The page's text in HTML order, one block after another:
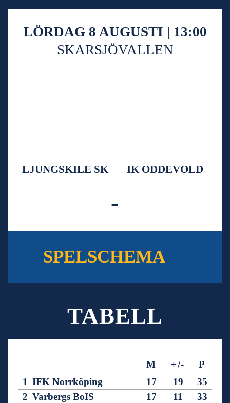
LÖRDAG 8 AUGUSTI | 13:00
SKARSJÖVALLEN
LJUNGSKILE SK IK ODDEVOLD
-
SPELSCHEMA
TABELL
M +/-
P
1 IFK Norrköping 17 19
35
2 Varbergs BoIS 17 11
33